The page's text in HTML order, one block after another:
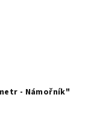
- Námořník"